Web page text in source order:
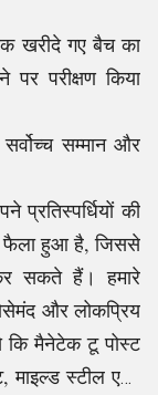
खरीदे गए बैच का
परीक्षण किया
सम्मान और
प्रतिस्पर्धियों की
में फैला हुआ है, जिससे
सकते हैं। हमारे
और लोकप्रिय
मैनेटेक टू पोस्ट
माइल्ड स्टील एयर